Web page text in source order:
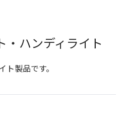
場ありがとうございました！
・ハンディライト
製品です。